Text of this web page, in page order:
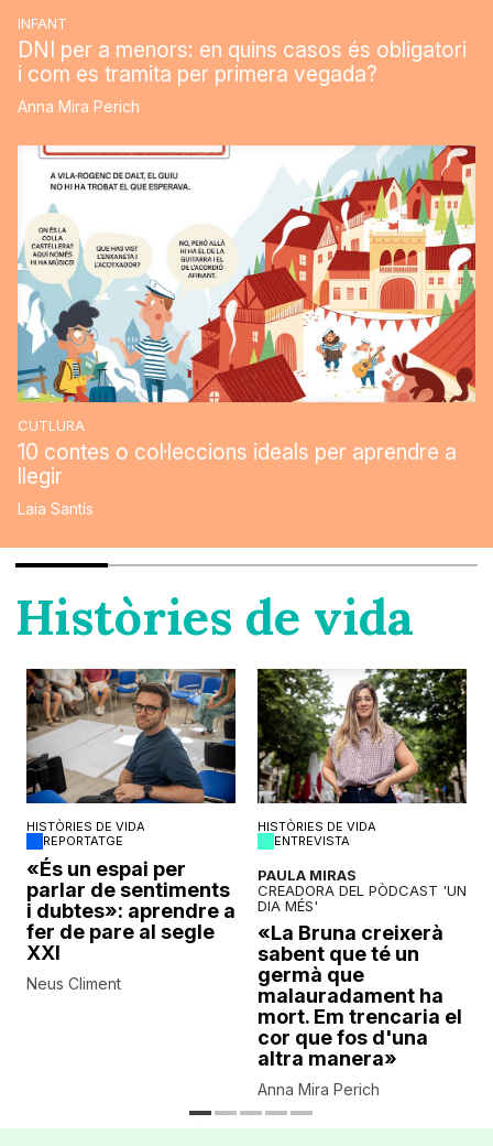
INFANT
DNI per a menors: en quins casos és obligatori
i com es tramita per primera vegada?
Anna Mira Perich
CUTLURA
10 contes o col·leccions ideals per aprendre a
llegir
Laia Santís
Històries de vida
HISTÒRIES DE VIDA
REPORTATGE
«És un espai per
parlar de sentiments
i dubtes»: aprendre a
fer de pare al segle
XXI
Neus Climent
HISTÒRIES DE VIDA
ENTREVISTA
PAULA MIRAS
CREADORA DEL PÒDCAST 'UN
DIA MÉS'
«La Bruna creixerà
sabent que té un
germà que
malauradament ha
mort. Em trencaria el
cor que fos d'una
altra manera»
Anna Mira Perich